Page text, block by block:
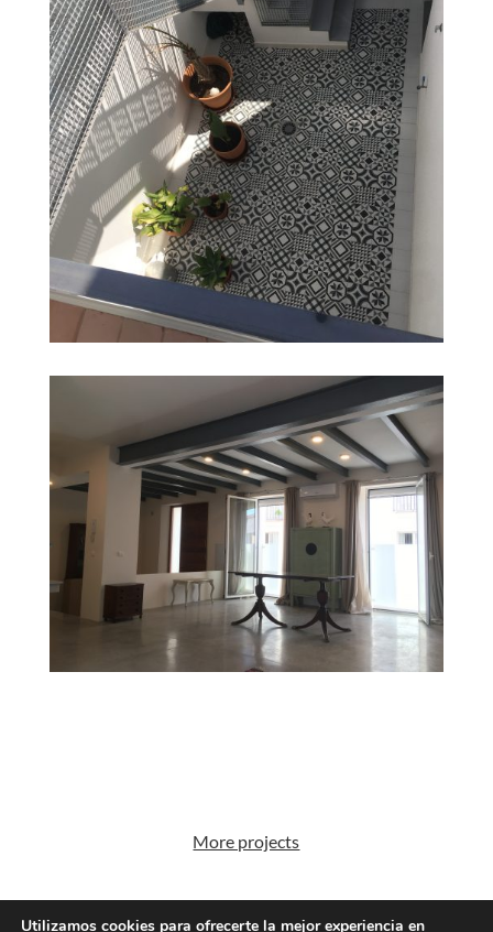
More projects
Utilizamos cookies para ofrecerte la mejor experiencia en